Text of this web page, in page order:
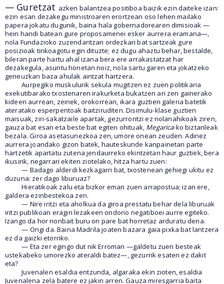
— Guretzat azken balantzea positiboa baizik ezin daiteke izan:
ezin esan dezakegu ministroaren erortzean oso lehen mailako
papera jokatu dugunik, baina hala gobernadorearen dimisioak —
hein handi batean gure proposamenei esker aurrera eramana—,
nola Fundazioko zuzendaritzan ordezkari bat sartzeak gure
posizioak tinkoagotu egin dituzte; ez dugu ahaztu behar, bestalde,
bileran parte hartu ahal izana bera ere arrakastatzat har
dezakegula, asuntu honetan noiz, nola sartu garen eta jokatzeko
geneuzkan baza ahulak aintzat hartzera.
Aurpegiko muskulurik sekula mugitzen ez zuen politikaria
exekutibarako txostenaren irakurketa bukatzen ari zen gainerako
kideen aurrean, zeinek, orokorrean, ikara guztien galeria batetik
ateratako esperpentoak baitziruditen. Disimulu-klase guztien
maisuak, ziri-sakatzaile apartak, gezurrontzi ez nolanahikoak ziren,
gauza bat esan eta beste bat egiten ohituak, Megarica-ko biztanleak
bezala. Giroa asetasunezkoa zen, umore onean zeuden. Adinez
aurrera joandako gizon batek, hauteskunde kanpainetan parte
hartzetik apartatu zutena jendaurreko ekintzetan haur guztiek, bera
ikusirik, negarrari ekiten ziotelako, hitza hartu zuen:
— Badago alderdi kezkagarri bat, txostenean gehiegi ukitu ez
duzuna: zer dago liburuaz?
Hieratikoak zalu eta bizkor eman zuen arrapostua; izan ere,
galdera ezinbestekoa zen.
— Nire iritzi eta aholkua da giroa prestatu behar dela liburuak
iritzi publikoan eragin lezakeen ondorio negatiboei aurre egiteko.
Izango da hor nonbait buru on pare bat horretaz arduratu dena.
— Ongi da. Baina Madrila joaten bazara gaia pixka bat lantzera
ez da gaizki etorriko.
— Eta zer egingo dut nik Erroman —galdetu zuen besteak
ustekabeko umorezko ateraldi batez—, gezurrik esaten ez dakit
eta?
Juvenalen esaldia entzunda, algaraka ekin zioten, esaldia
Juvenalena zela batere ez jakin arren. Gauza miresgarria baita